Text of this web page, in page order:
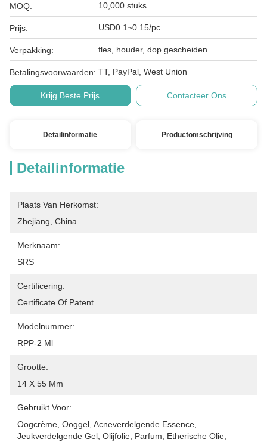
MOQ: 10,000 stuks
Prijs: USD0.1~0.15/pc
Verpakking: fles, houder, dop gescheiden
Betalingsvoorwaarden: TT, PayPal, West Union
Krijg Beste Prijs Contacteer Ons
Detailinformatie Productomschrijving
Detailinformatie
Plaats Van Herkomst:
Zhejiang, China
Merknaam:
SRS
Certificering:
Certificate Of Patent
Modelnummer:
RPP-2 Ml
Grootte:
14 X 55 Mm
Gebruikt Voor:
Oogcrème, Ooggel, Acneverdelgende Essence,
Jeukverdelgende Gel, Olijfolie, Parfum, Etherische Olie,